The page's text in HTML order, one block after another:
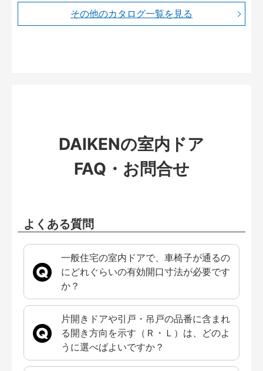
その他のカタログ一覧を見る
DAIKENの室内ドア
FAQ・お問合せ
よくある質問
一般住宅の室内ドアで、車椅子が通るの
にどれぐらいの有効開口寸法が必要です
か？
片開きドアや引戸・吊戸の品番に含まれ
る開き方向を示す（Ｒ・Ｌ）は、どのよ
うに選べばよいですか？